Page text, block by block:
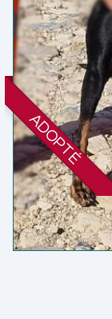
ADOPTÉ